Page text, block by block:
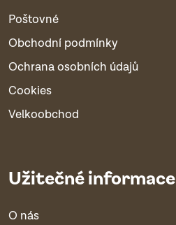
Poštovné
Obchodní podmínky
Ochrana osobních údajů
Cookies
Velkoobchod
Užitečné informace
O nás